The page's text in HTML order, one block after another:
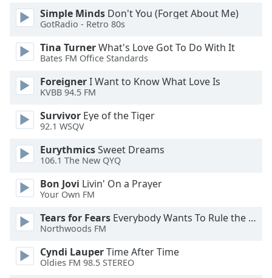
dialog
window.
Escape
cancel
and
close
Text
Color
Opacity
Text
Background
Simple Minds Don't You (Forget About Me)
GotRadio - Retro 80s
Tina TurnerWhat's Love Got To Do With It
Bates FM Office Standards
ForeignerI Want to Know What Love Is
KVBB 94.5 FM
Survivor Eye of the Tiger
92.1 WSQV
EurythmicsSweet Dreams
106.1 The New QYQ
Bon Jovi Livin' On a Prayer
Your Own FM
Tears for Fears Everybody Wants To Rule the World
Northwoods FM
Cyndi LauperTime After Time
Oldies FM 98.5 STEREO